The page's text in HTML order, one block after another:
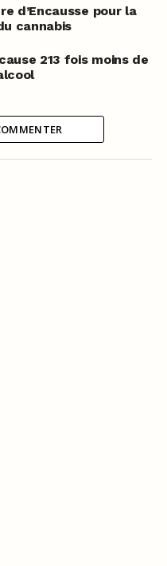
d’Encausse pour la
cannabis
213 fois moins de